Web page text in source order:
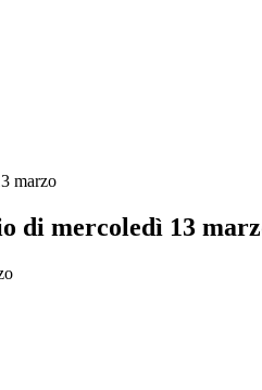
marzo
di mercoledì 13